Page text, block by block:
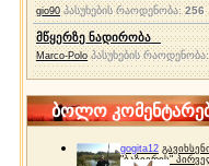
gio90 პასუხების რაოდენობა:256
მწყერზე ნადირობა
Marco-Polo პასუხების
ბოლო
gogita12
"ბაზიერის"